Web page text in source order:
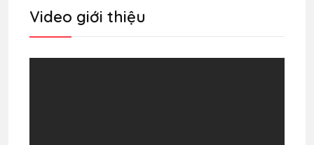
Video giới thiệu